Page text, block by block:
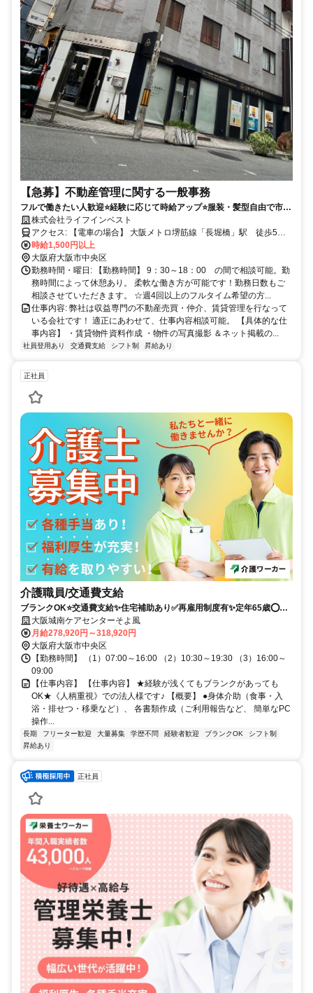
【急募】不動産管理に関する一般事務
フルで働きたい人歓迎⭐経験に応じて時給アップ⭐服装・髪型自由で市内
アクセス抜群！通勤手当あり、通勤方法も相談できます。事務未経験で
もやる気があれば一度ご連絡ください⭐
株式会社ライフインベスト
アクセス: 【電車の場合】 大阪メトロ堺筋線「長堀橋」駅 徒歩5分
大阪メトロ御堂筋線「心斎橋」駅 徒歩10分
時給1,500円以上
大阪府大阪市中央区
勤務時間・曜日: 【勤務時間】 9：30～18：00 の間で相談可能。勤
務時間によって休憩あり。 柔軟な働き方が可能です！勤務日数もご
相談させていただきます。 ☆週4回以上のフルタイム希望の方...
仕事内容: 弊社は収益専門の不動産売買・仲介、賃貸管理を行なって
いる会社です！ 適正にあわせて、仕事内容相談可能。 【具体的な仕
事内容】 ・賃貸物件資料作成 ・物件の写真撮影 ＆ネット掲載の...
社員登用あり 交通費支給 シフト制 昇給あり
正社員
介護職員/交通費支給
ブランクOK⭐️交通費支給✨住宅補助あり✅️再雇用制度有✨定年65歳⭕️担
当者オススメ✨研修支援有❗️経験者優遇⭐️駅チカ
大阪城南ケアセンターそよ風
月給278,920円～318,920円
大阪府大阪市中央区
【勤務時間】 （1）07:00～16:00 （2）10:30～19:30 （3）16:00～
09:00
【仕事内容】 【仕事内容】 ★経験が浅くてもブランクがあっても
OK★《人柄重視》での法人様です♪ 【概要】 ●身体介助（食事・入
浴・排せつ・移乗など）、 各書類作成（ご利用報告など、 簡単なPC
操作...
長期 フリーター歓迎 大量募集 学歴不問 経験者歓迎 ブランクOK
シフト制
昇給あり
正社員